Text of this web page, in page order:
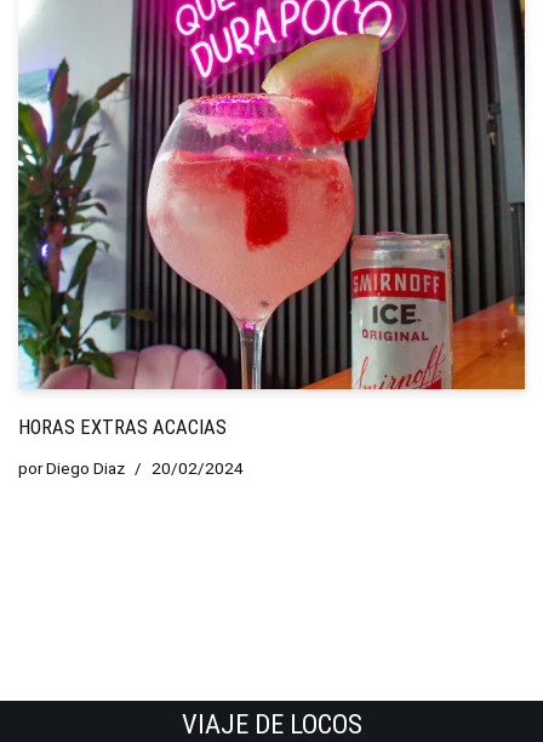
HORAS EXTRAS ACACIAS
porDiego Diaz 20/02/2024
VIAJE DE LOCOS